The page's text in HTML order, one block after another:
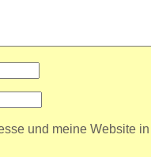
und meine Website